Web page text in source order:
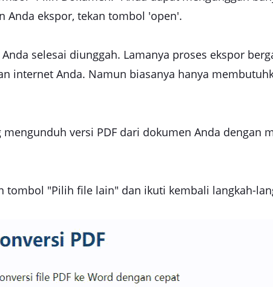
Anda ekspor, tekan tombol 'open'.
selesai diunggah. Lamanya proses ekspor
internet Anda. Namun biasanya hanya
versi PDF dari dokumen Anda dengan
tombol "Pilih file lain" dan ikuti kembali langkah-